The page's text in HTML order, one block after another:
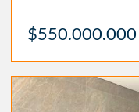
$550.000.000